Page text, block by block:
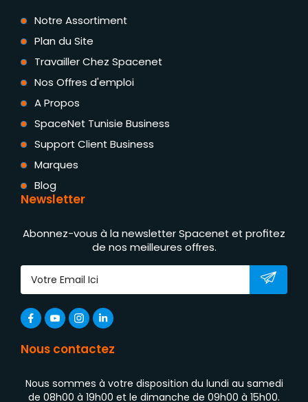
Notre Assortiment
Plan du Site
Travailler Chez Spacenet
Nos Offres d'emploi
A Propos
SpaceNet Tunisie Business
Support Client Business
Marques
Blog
Newsletter
Abonnez-vous à la newsletter Spacenet et profitez
de nos meilleures offres.
Nous contactez
Nous sommes à votre disposition du lundi au samedi
de 08h00 à 19h00 et le dimanche de 09h00 à 15h00.